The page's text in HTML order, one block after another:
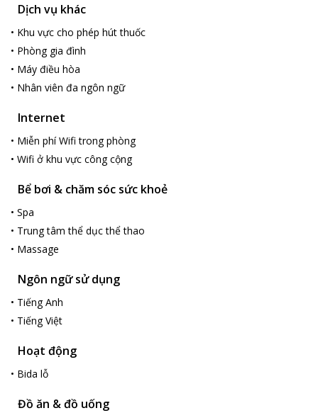
Dịch vụ khác
• Khu vực cho phép hút thuốc
• Phòng gia đình
• Máy điều hòa
• Nhân viên đa ngôn ngữ
Internet
• Miễn phí Wifi trong phòng
• Wifi ở khu vực công cộng
Bể bơi & chăm sóc sức khoẻ
• Spa
• Trung tâm thể dục thể thao
• Massage
Ngôn ngữ sử dụng
• Tiếng Anh
• Tiếng Việt
Hoạt động
• Bida lỗ
Đồ ăn & đồ uống